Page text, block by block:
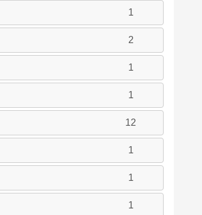
1
2
1
1
12
1
1
1